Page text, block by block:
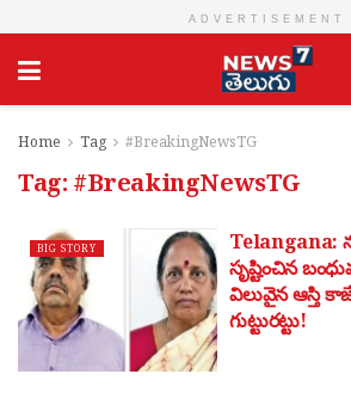
ADVERTISEMENT
Home Tag #BreakingNewsTG
Tag: #BreakingNewsTG
BIG STORY
సృష్టించిన
విలువైన ఆస్తి
గుట్టురట్టు!